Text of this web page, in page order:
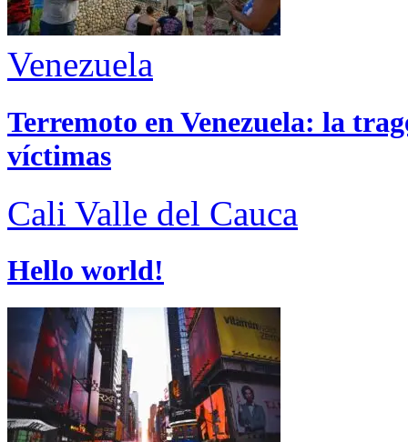
Venezuela
Terremoto en Venezuela: la
víctimas
Cali Valle del Cauca
Hello world!